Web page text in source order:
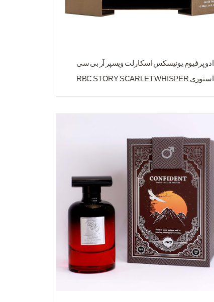
ادو پرفیوم یونیسکس اسکارلت ویسپر آر بی سی
استوری RBC STORY SCARLET WHISPER